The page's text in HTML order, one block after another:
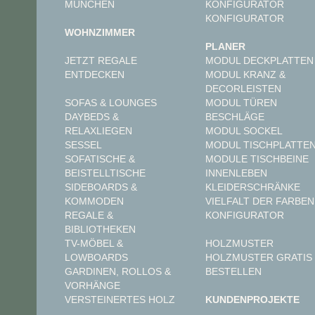
MÜNCHEN
WOHNZIMMER
JETZT REGALE
ENTDECKEN
SOFAS & LOUNGES
DAYBEDS &
RELAXLIEGEN
SESSEL
SOFATISCHE &
BEISTELLTISCHE
SIDEBOARDS &
KOMMODEN
REGALE &
BIBLIOTHEKEN
TV-MÖBEL &
LOWBOARDS
GARDINEN, ROLLOS &
VORHÄNGE
VERSTEINERTES HOLZ
KONFIGURATOR
KONFIGURATOR
PLANER
MODUL DECKPLATTEN
MODUL KRANZ &
DECORLEISTEN
MODUL TÜREN
BESCHLÄGE
MODUL SOCKEL
MODUL
MODULE TISCHBEINE
INNENLEBEN
KLEIDERSCHRÄNKE
VIELFALT DER FARBEN
KONFIGURATOR
HOLZMUSTER
HOLZMUSTER GRATIS
BESTELLEN
KUNDENPROJEKTE